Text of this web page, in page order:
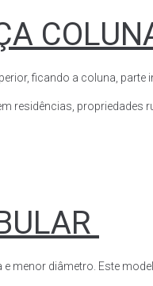
ficando a coluna, parte
menor diâmetro. Este